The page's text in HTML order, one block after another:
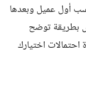
أول عميل وبعدها
بطريقة توضح
احتمالات اختيارك